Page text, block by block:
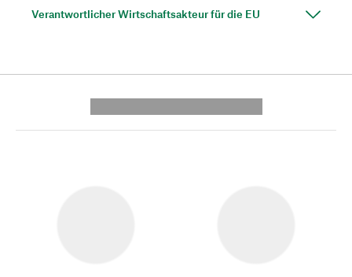
Verantwortlicher Wirtschaftsakteur für die EU